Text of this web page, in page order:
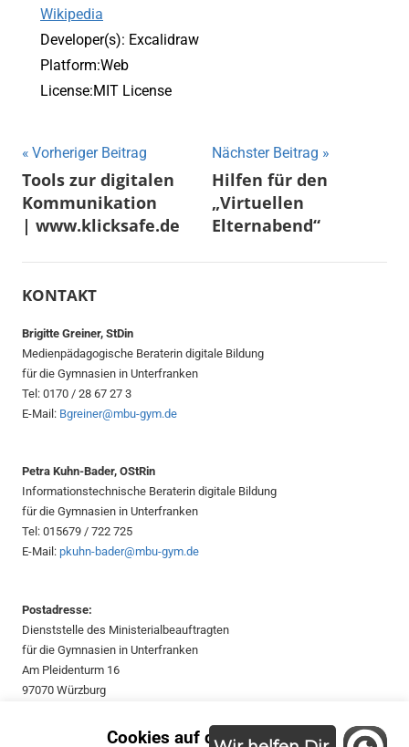
Wikipedia
Developer(s): Excalidraw
Platform:Web
License:MIT License
Beitragsnavigation
Vorheriger Beitrag
Tools zur digitalen
Kommunikation
| www.klicksafe.de
Nächster Beitrag
Hilfen für den
„Virtuellen
Elternabend“
KONTAKT
Brigitte Greiner, StDin
Medienpädagogische Beraterin digitale Bildung
für die Gymnasien in Unterfranken
Tel: 0170 / 28 67 27 3
E-Mail: Bgreiner@mbu-gym.de
Petra Kuhn-Bader, OStRin
Informationstechnische Beraterin digitale Bildung
für die Gymnasien in Unterfranken
Tel: 015679 / 722 725
E-Mail: pkuhn-bader@mbu-gym.de
Postadresse:
Dienststelle des Ministerialbeauftragten
für die Gymnasien in Unterfranken
Am Pleidenturm 16
97070 Würzburg
Cookies auf dieser Seite.